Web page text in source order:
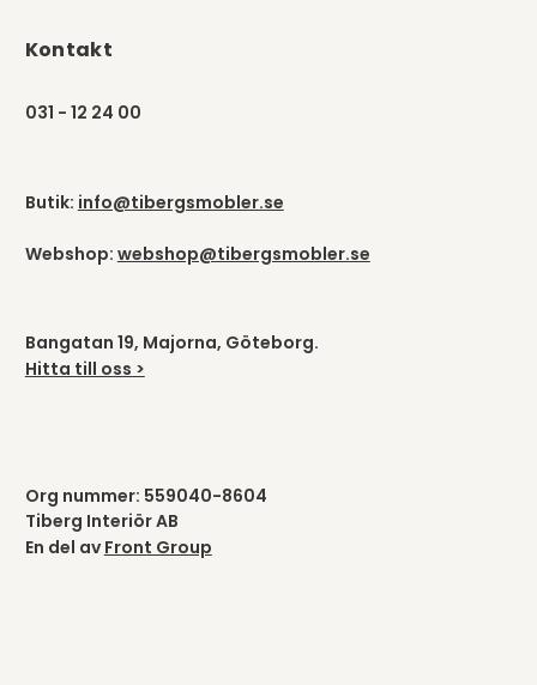
Kontakt
031 - 12 24 00
Butik: info@tibergsmobler.se
Webshop: webshop@tibergsmobler.se
Bangatan 19, Majorna, Göteborg.
Hitta till oss >
Org nummer: 559040-8604
Tiberg Interiör AB
En del av Front Group